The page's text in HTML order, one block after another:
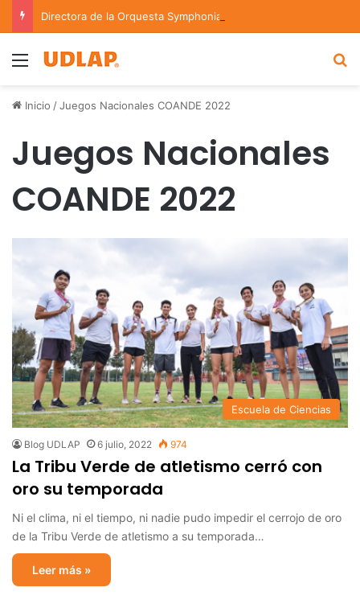
Menu
Inicio /Juegos Nacionales COANDE 2022
Juegos Nacionales
COANDE 2022
Escuela de Ciencias
Blog UDLAP 6 julio, 2022 974
La Tribu Verde de atletismo cerró con
oro su temporada
Ni el clima, ni el tiempo, ni nadie pudo impedir el cerrojo de oro
de la Tribu Verde de atletismo a su temporada…
Leer más »